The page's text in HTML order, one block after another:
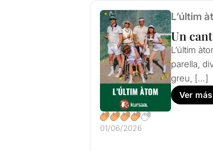
01/06/2026
L’últim
Un
L’últim
parella,
greu, […]
Ver más